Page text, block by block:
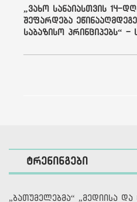
„ვახო სანაიასთვის 14-
შეფარდება
საბაზისო პრინციპებს“ -
ტრენინგები
„ბათუმელებმა“ „მედიისა და